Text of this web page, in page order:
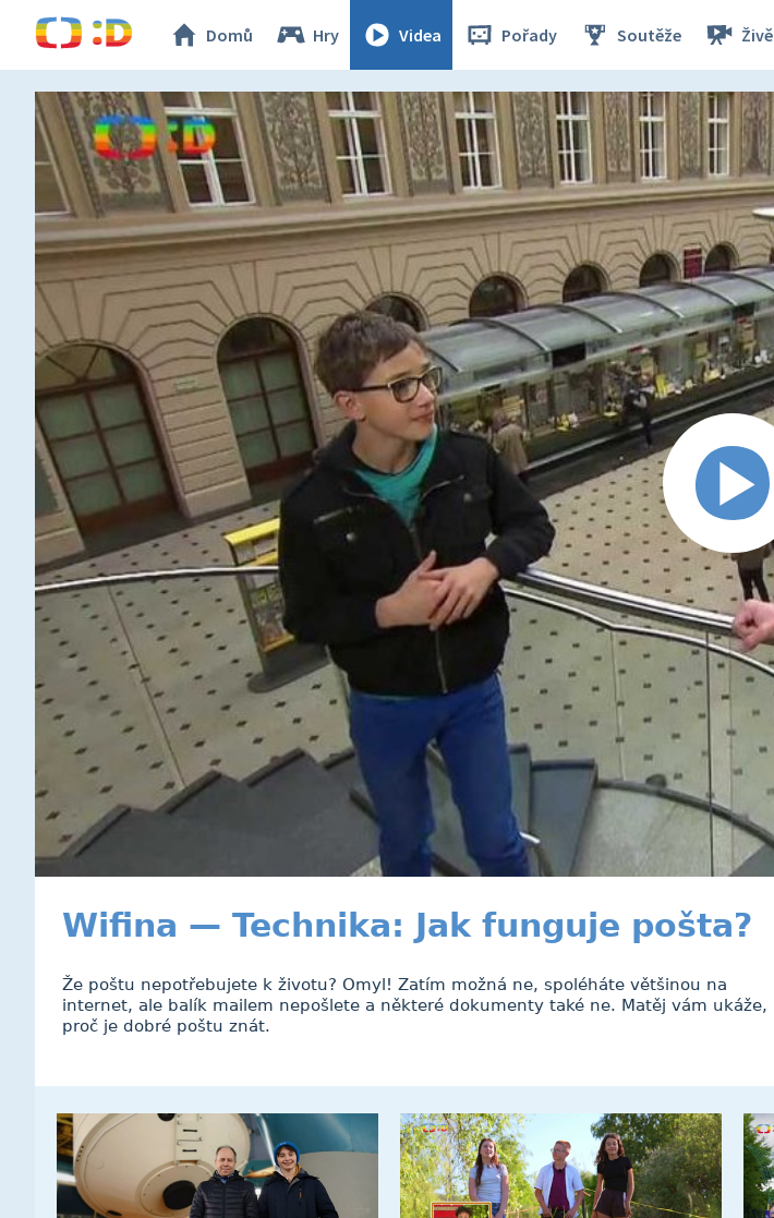
Domů Hry Videa Pořady Soutěže Živě
Wifina — Technika: Jak funguje pošta?
Že poštu nepotřebujete k životu? Omyl! Zatím možná ne, spoléháte většinou na
internet, ale balík mailem nepošlete a některé dokumenty také ne. Matěj vám ukáže,
proč je dobré poštu znát.